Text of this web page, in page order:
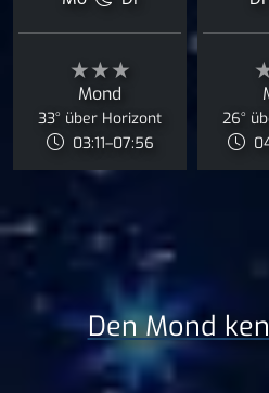
★★★
Mond
33° über Horizont
03:11–07:56
26°
Den Mond